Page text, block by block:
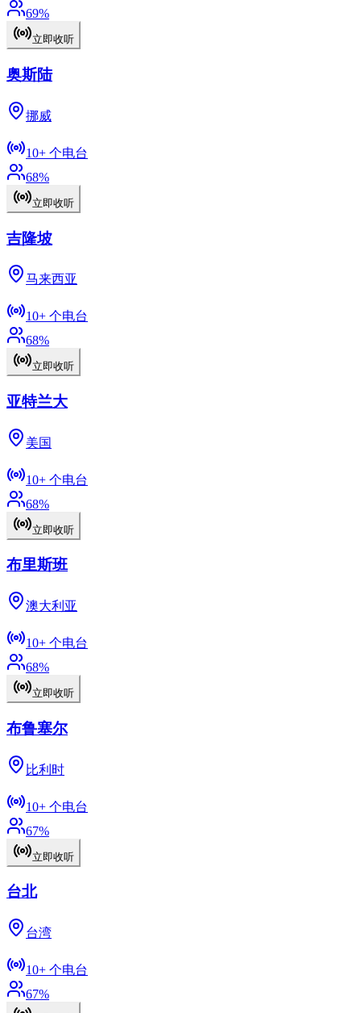
69%
立即收听
奥斯陆
挪威
10+ 个电台
68%
立即收听
吉隆坡
马来西亚
10+ 个电台
68%
立即收听
亚特兰大
美国
10+ 个电台
68%
立即收听
布里斯班
澳大利亚
10+ 个电台
68%
立即收听
布鲁塞尔
比利时
10+ 个电台
67%
立即收听
台北
台湾
10+ 个电台
67%